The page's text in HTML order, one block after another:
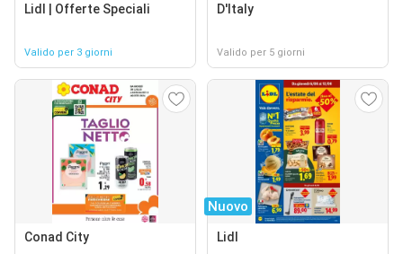
Lidl | Offerte Speciali
Valido per 3 giorni
D'Italy
Valido per 5 giorni
Conad City
Nuovo
Lidl